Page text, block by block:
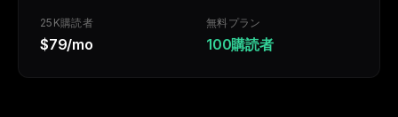
25K購読者
$79/mo
無料プラン
100購読者